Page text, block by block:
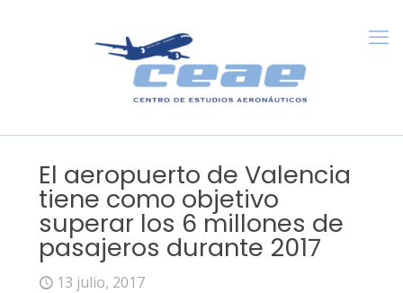
El aeropuerto de Valencia
tiene como objetivo
superar los 6 millones de
pasajeros durante 2017
13 julio, 2017